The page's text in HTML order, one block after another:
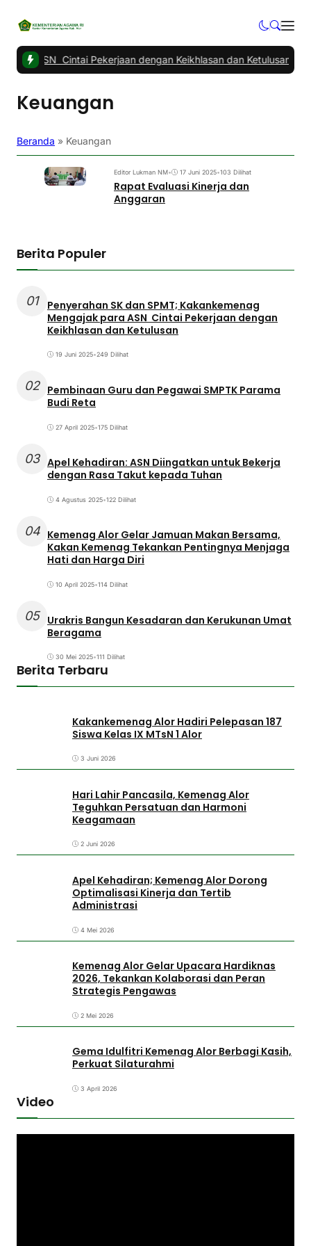
ASN Cintai Pekerjaan dengan Keikhlasan dan Ketulusan|#2 -
Keuangan
Beranda » Keuangan
Editor Lukman NM• 17 Juni 2025•103 Dilihat
Rapat Evaluasi Kinerja dan
Anggaran
Berita Populer
01
Penyerahan SK dan SPMT; Kakankemenag
Mengajak para ASN Cintai Pekerjaan dengan
Keikhlasan dan Ketulusan
19 Juni 2025•249 Dilihat
02 Pembinaan Guru dan Pegawai SMPTK Parama
Budi Reta
27 April 2025•175 Dilihat
03 Apel Kehadiran: ASN Diingatkan untuk Bekerja
dengan Rasa Takut kepada Tuhan
4 Agustus 2025•122 Dilihat
04 Kemenag Alor Gelar Jamuan Makan Bersama,
Kakan Kemenag Tekankan Pentingnya Menjaga
Hati dan Harga Diri
10 April 2025•114 Dilihat
05 Urakris Bangun Kesadaran dan Kerukunan Umat
Beragama
30 Mei 2025•111 Dilihat
Berita Terbaru
Kakankemenag Alor Hadiri Pelepasan 187
Siswa Kelas IX MTsN 1 Alor
3 Juni 2026
Hari Lahir Pancasila, Kemenag Alor
Teguhkan Persatuan dan Harmoni
Keagamaan
2 Juni 2026
Apel Kehadiran; Kemenag Alor Dorong
Optimalisasi Kinerja dan Tertib
Administrasi
4 Mei 2026
Kemenag Alor Gelar Upacara Hardiknas
2026, Tekankan Kolaborasi dan Peran
Strategis Pengawas
2 Mei 2026
Gema Idulfitri Kemenag Alor Berbagi Kasih,
Perkuat Silaturahmi
3 April 2026
Video